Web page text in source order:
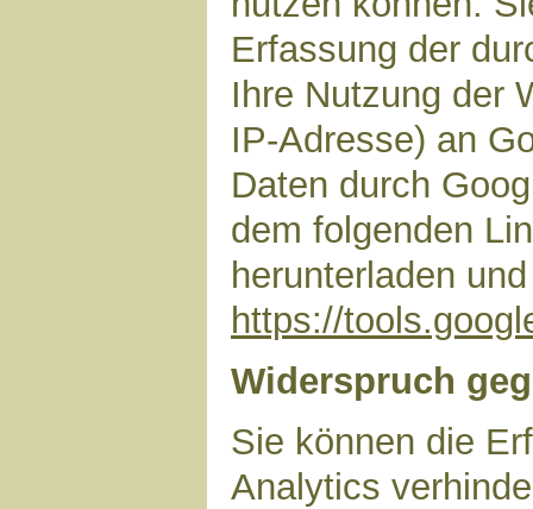
Erfassung der
Ihre Nutzung der
IP-Adresse) an
Daten durch
dem folgenden
herunterladen
https://
Widerspruch
Sie können die
Analytics